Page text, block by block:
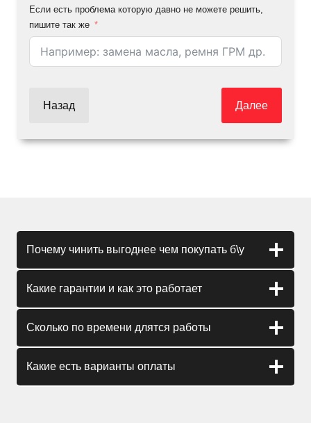
Если есть проблема которую давно не можете решить,
пишите так же
Назад Далее
Почему чинить выгоднее чем покупать б\у
Какие гарантии и как это работает
Сколько по времени длятся работы
Какие есть варианты оплаты